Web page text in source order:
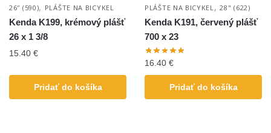
26″ (590), PLÁŠTE NA BICYKEL
Kenda K199, krémový plášť
26 x 1 3/8
15.40 €
Pridať do košíka
PLÁŠTE NA BICYKEL,28" (622)
Kenda K191, červený plášť
700 x 23
16.40 €
Pridať do košíka